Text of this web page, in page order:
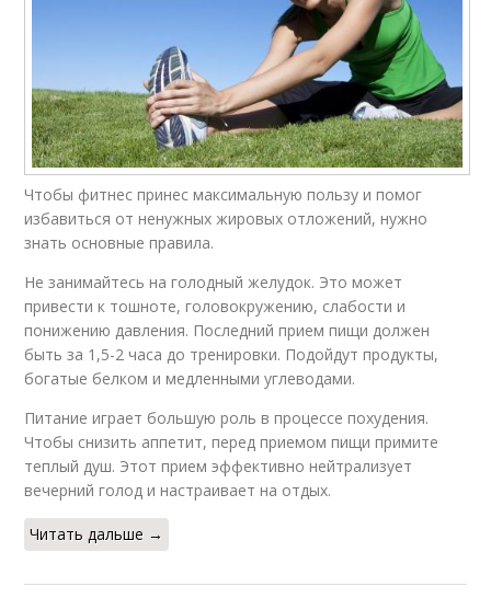
Чтобы фитнес принес максимальную пользу и помог
избавиться от ненужных жировых отложений, нужно
знать основные правила.
Не занимайтесь на голодный желудок. Это может
привести к тошноте, головокружению, слабости и
понижению давления. Последний прием пищи должен
быть за 1,5-2 часа до тренировки. Подойдут продукты,
богатые белком и медленными углеводами.
Питание играет большую роль в процессе похудения.
Чтобы снизить аппетит, перед приемом пищи примите
теплый душ. Этот прием эффективно нейтрализует
вечерний голод и настраивает на отдых.
Читать дальше →